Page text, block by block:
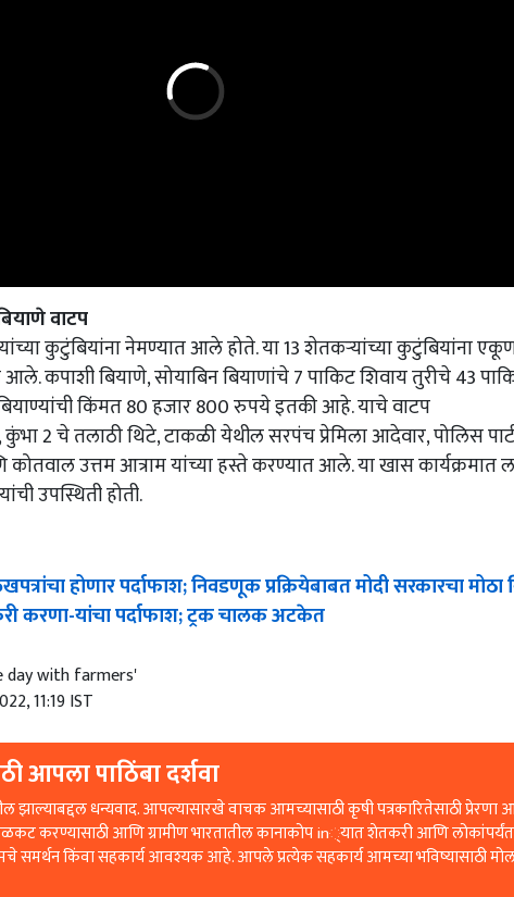
वाटप
कुटुंबियांना नेमण्यात आले होते. या 13 शेतकर्‍यांच्या कुटुंबियांना
कपाशी बियाणे, सोयाबिन बियाणांचे 7 पाकिट शिवाय तुरीचे 43
किंमत 80 हजार 800 रुपये इतकी आहे. याचे वाटप
2 चे तलाठी थिटे, टाकळी येथील सरपंच प्रेमिला आदेवार, पोलिस
उत्तम आत्राम यांच्या हस्ते करण्यात आले. या खास कार्यक्रमात
उपस्थिती होती.
होणार पर्दाफाश; निवडणूक प्रक्रियेबाबत मोदी सरकारचा मोठा
करणा-यांचा पर्दाफाश; ट्रक चालक अटकेत
day with farmers'
11:19 IST
आपला पाठिंबा दर्शवा
झाल्याबद्दल धन्यवाद. आपल्यासारखे वाचक आमच्यासाठी कृषी पत्रकारितेसाठी प्रेरणा
करण्यासाठी आणि ग्रामीण भारतातील कानाकोप in्यात शेतकरी आणि लोकांपर्यंत
समर्थन किंवा सहकार्य आवश्यक आहे. आपले प्रत्येक सहकार्य आमच्या भविष्यासाठी